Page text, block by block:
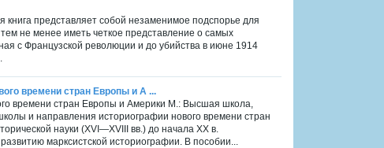
представляет собой незаменимое подспорье для
не менее иметь четкое представление о самых
с Французской революции и до убийства в июне 1914
времени стран Европы и А ...
времени стран Европы и Америки М.: Высшая школа,
и направления историографии нового времени стран
науки (XVI—XVIII вв.) до начала XX в.
марксистской историографии. В пособии...